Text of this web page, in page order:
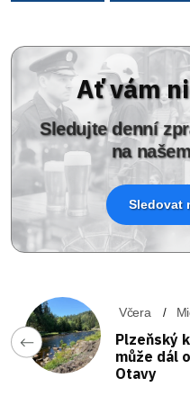
Ať vám
Sledujte denní
na
Sledovat
Včera
Plzeňský
může dál
Otavy